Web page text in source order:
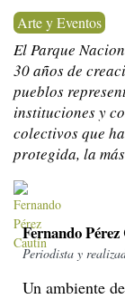
Arte y Eventos
El Parque
30 años de
pueblos
instituciones y
colectivos que
protegida, la
Fernando
Periodista y
Un ambiente